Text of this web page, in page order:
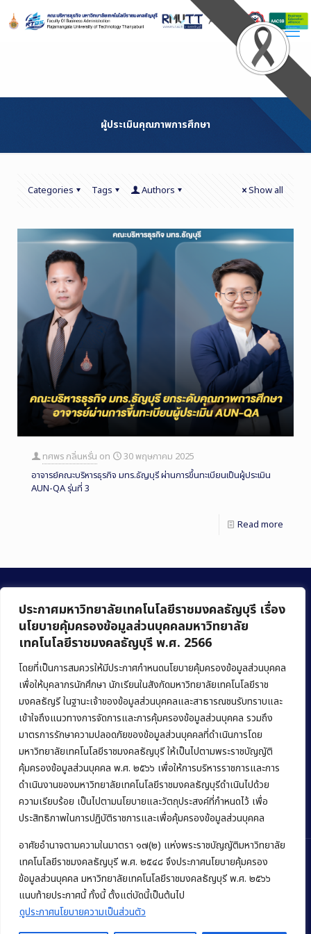
ประกาศมหาวิทยาลัยเทคโนโลยีราชมงคลธัญบุรี เรื่อง
นโยบายคุ้มครองข้อมูลส่วนบุคคลมหาวิทยาลัย
เทคโนโลยีราชมงคลธัญบุรี พ.ศ. 2566
โดยที่เป็นการสมควรให้มีประกาศกำหนดนโยบายคุ้มครองข้อมูลส่วนบุคคล
เพื่อให้บุคลากรนักศึกษา นักเรียนในสังกัดมหาวิทยาลัยเทคโนโลยีราช
มงคลธัญรี ในฐานะเจ้าของข้อมูลส่วนบุคคลและสาธารณชนรับทราบและ
เข้าใจถึงแนวทางการจัดการและการคุ้มครองข้อมูลส่วนบุคคล รวมถึง
มาตรการรักษาความปลอดภัยของข้อมูลส่วนบุคคลที่ดำเนินการโดย
มหาวิทยาลัยเทคโนโลยีราชมงคลธัญบุรี ให้เป็นไปตามพระราชบัญญัติ
คุ้มครองข้อมูลส่วนบุคคล พ.ศ. ๒๕๖๖ เพื่อให้การบริหารราชการและการ
ดำเนินงานของมหาวิทยาลัยเทคโนโลยีราชมงคลธัญบุรีดำเนินไปด้วย
ความเรียบร้อย เป็นไปตามนโยบายและวัตถุประสงค์ที่กำหนดไว้ เพื่อ
ประสิทธิภาพในการปฏิบัติราชการและเพื่อคุ้มครองข้อมูลส่วนบุคคล
อาศัยอำนาจตามความในมาตรา ๑๗(๒) แห่งพระราชบัญญัติมหาวิทยาลัย
เทคโนโลยีราชมงคลธัญบุรี พ.ศ. ๒๕๔๘ จึงประกาศนโยบายคุ้มครอง
ข้อมูลส่วนบุคคล มหาวิทยาลัยเทคโนโลยีราชมงคลธัญบุรี พ.ศ. ๒๕๖๖
แนบท้ายประกาศนี้ ทั้งนี้ ตั้งแต่บัดนี้เป็นต้นไป
ดูประกาศนโยบายความเป็นส่วนตัว
Content
ผู้ประเมินคุณภาพการศึกษา
Categories Tags Authors Show all
ทศพร กลิ่นหรั่น on
30 พฤษภาคม 2025
อาจารย์คณะบริหารธุรกิจ มทร.ธัญบุรี ผ่านการขึ้นทะเบียนเป็นผู้ประเมิน
AUN-QA รุ่นที่ 3
Read more
คณะบริหารธุรกิจ
มหาวิทยาลัยเทคโนโลยีราชมงคลธัญบุรี
39 หมู่ 1 ถนนรังสิต-นครนายก ตำบลคลองหก
อำเภอคลองหลวง จังหวัดปทุมธานี 12120
Phone:+66 (0) 2549 3243,+66 (0) 2549 3241
E-mail:bus@rmutt.ac.th
Copyright © 2022 คณะบริหารธุรกิจ มหาวิทยาลัยเทคโนโลยีราชมงคล
ธัญบุรี